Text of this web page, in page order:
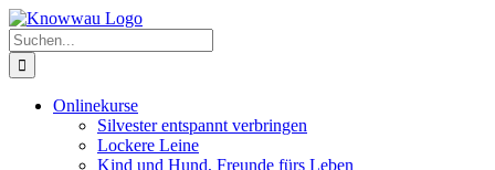
Zum
Inhalt
springen
Suche
nach:
Onlinekurse
Silvester entspannt verbringen
Lockere Leine
Kind und Hund, Freunde fürs Leben